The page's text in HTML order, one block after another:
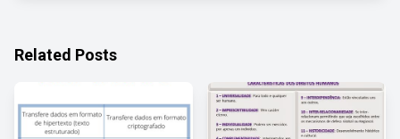
Related Posts